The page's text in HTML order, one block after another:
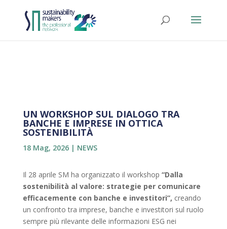
UN WORKSHOP SUL DIALOGO TRA
BANCHE E IMPRESE IN OTTICA
SOSTENIBILITÀ
18 Mag, 2026| NEWS
Il 28 aprile SM ha organizzato il workshop “Dalla
sostenibilità al valore: strategie per comunicare
efficacemente con banche e investitori”, creando
un confronto tra imprese, banche e investitori sul ruolo
sempre più rilevante delle informazioni ESG nei